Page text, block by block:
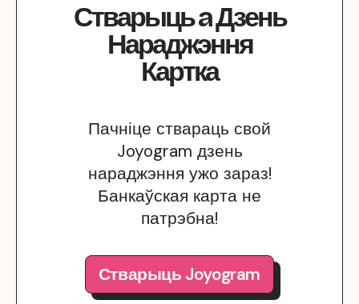
СтварыцьaДзень
Нараджэння
Картка
Пачніце ствараць свой
Joyogram дзень
нараджэння ужо зараз!
Банкаўская карта не
патрэбна!
Стварыць Joyogram